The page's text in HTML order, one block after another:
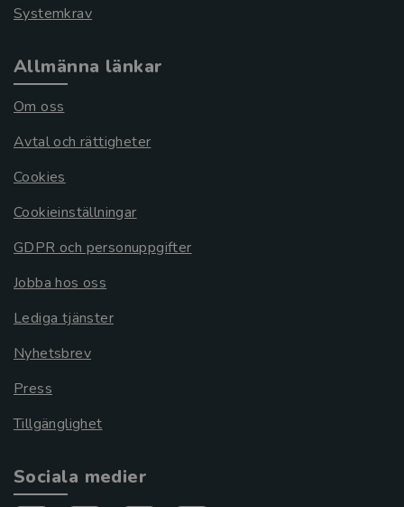
Systemkrav
Allmänna länkar
Om oss
Avtal och rättigheter
Cookies
Cookieinställningar
GDPR och personuppgifter
Jobba hos oss
Lediga tjänster
Nyhetsbrev
Press
Tillgänglighet
Sociala medier